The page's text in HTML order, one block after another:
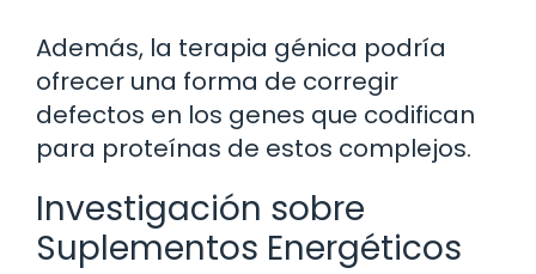
Además, la terapia génica podría
ofrecer una forma de corregir
defectos en los genes que codifican
para proteínas de estos complejos.
Investigación sobre
Suplementos Energéticos